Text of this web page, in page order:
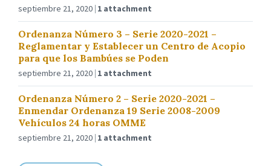
septiembre 21, 2020 1 attachment
Ordenanza Número 3 – Serie 2020-2021 –
Reglamentar y Establecer un Centro de Acopio
para que los Bambúes se Poden
septiembre 21, 2020 1 attachment
Ordenanza Número 2 – Serie 2020-2021 –
Enmendar Ordenanza 19 Serie 2008-2009
Vehículos 24 horas OMME
septiembre 21, 2020 1 attachment